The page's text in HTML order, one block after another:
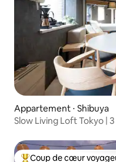
Appartement ⋅ Shibuya
Slow Living Loft Tokyo |
Coup de cœur